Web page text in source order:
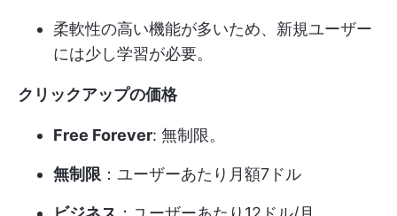
柔軟性の高い機能が多いため、新規ユーザー
には少し学習が必要。
クリックアップの価格
Free Forever: 無制限。
無制限 ：ユーザーあたり月額7ドル